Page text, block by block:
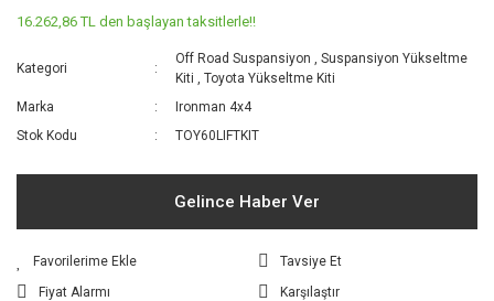
16.262,86 TL den başlayan taksitlerle!!
Kategori
Off Road Suspansiyon ,Suspansiyon Yükseltme
Kiti
,Toyota Yükseltme Kiti
Marka
Ironman 4x4
Stok Kodu
TOY60LIFTKIT
Gelince Haber Ver
Tavsiye Et
Fiyat Alarmı
Karşılaştır